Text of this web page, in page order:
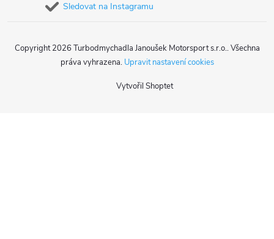
Sledovat na Instagramu
Vytvořil Shoptet
Copyright 2026 Turbodmychadla Janoušek Motorsport s.r.o.. Všechna
práva vyhrazena. Upravit nastavení cookies